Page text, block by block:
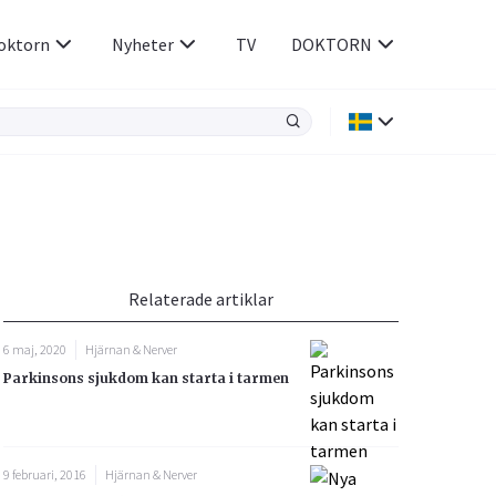
Rörelseapparaten
Sex & Samliv
Sömn & Stress
Nyheter TV DOKTORN
Relaterade artiklar
6 maj, 2020
Hjärnan & Nerver
Parkinsons sjukdom kan starta i tarmen
9 februari, 2016
Hjärnan & Nerver